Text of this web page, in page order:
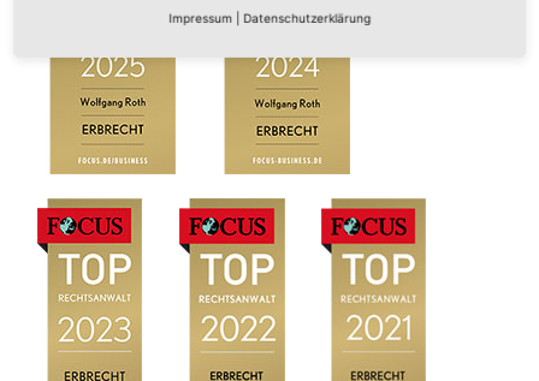
Impressum Datenschutzerklärung